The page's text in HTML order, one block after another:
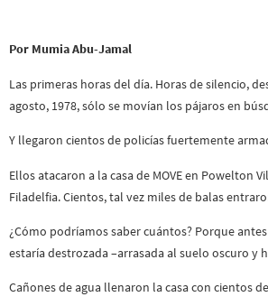
Por Mumia Abu-Jamal
Las primeras horas del día. Horas de silencio,
agosto, 1978, sólo se movían los pájaros en
Y llegaron cientos de policías fuertemente
Ellos atacaron a la casa de MOVE en Powelton
Filadelfia. Cientos, tal vez miles de balas
¿Cómo podríamos saber cuántos? Porque
estaría destrozada –arrasada al suelo oscuro y
Cañones de agua llenaron la casa con cientos